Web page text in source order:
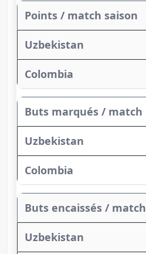
Points / match saison
Buts marqués / match
Buts encaissés / match